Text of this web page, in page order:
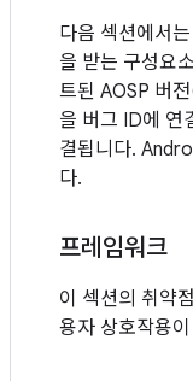
다음 섹션에서
을 받는 구성요
트된 AOSP 버
을 버그 ID에 연
결됩니다.
다.
프레임워크
이 섹션의 취약
용자 상호작용